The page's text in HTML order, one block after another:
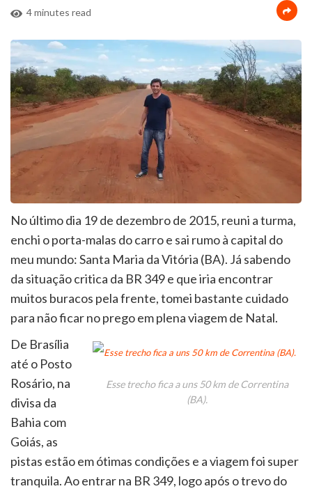
4 minutes read
No último dia 19 de dezembro de 2015, reuni a turma,
enchi o porta-malas do carro e sai rumo à capital do
meu mundo: Santa Maria da Vitória (BA). Já sabendo
da situação critica da BR 349 e que iria encontrar
muitos buracos pela frente, tomei bastante cuidado
para não ficar no prego em plena viagem de Natal.
Esse trecho fica a uns 50 km de Correntina
(BA).
De Brasília
até o Posto
Rosário, na
divisa da
Bahia com
Goiás, as
pistas estão em ótimas condições e a viagem foi super
tranquila. Ao entrar na BR 349, logo após o trevo do